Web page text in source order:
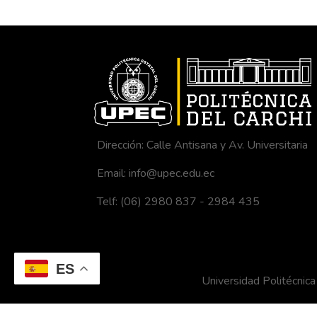
ES
Dirección: Calle Antisana y Av. Universitaria
Email: info@upec.edu.ec
Telf: (06) 2980 837 - 2984 435
Universidad